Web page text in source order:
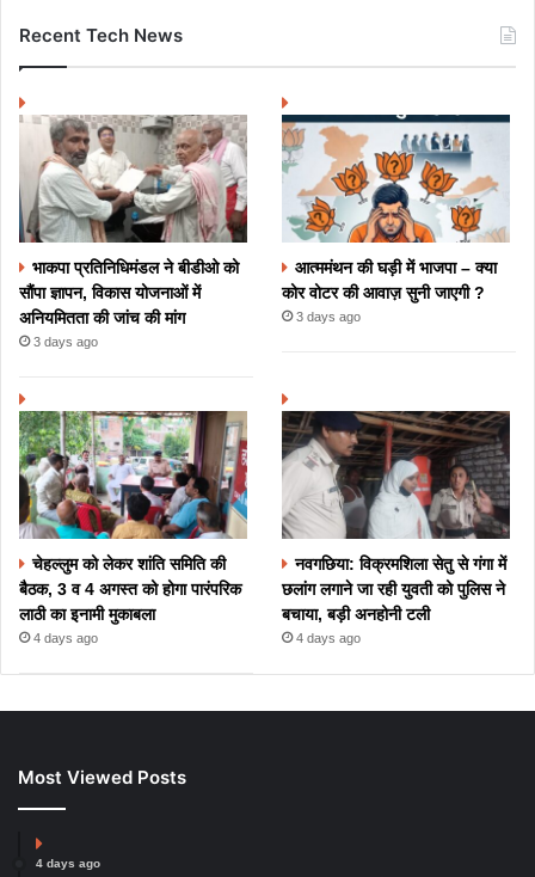
Recent Tech News
भाकपा प्रतिनिधिमंडल ने बीडीओ को
सौंपा ज्ञापन, विकास योजनाओं में
अनियमितता की जांच की मांग
3 days ago
आत्ममंथन की घड़ी में भाजपा – क्या
कोर वोटर की आवाज़ सुनी जाएगी ?
3 days ago
चेहल्लुम को लेकर शांति समिति की
बैठक, 3 व 4 अगस्त को होगा पारंपरिक
लाठी का इनामी मुकाबला
4 days ago
नवगछिया: विक्रमशिला सेतु से गंगा में
छलांग लगाने जा रही युवती को पुलिस ने
बचाया, बड़ी अनहोनी टली
4 days ago
Most Viewed Posts
4 days ago